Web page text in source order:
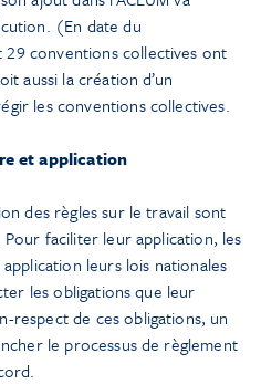
(En date du
conventions collectives ont
aussi la création d’un
les conventions collectives.
et application
des règles sur le travail sont
Pour faciliter leur application, les
leurs lois nationales
les obligations que leur
respect de ces obligations, un
le processus de règlement